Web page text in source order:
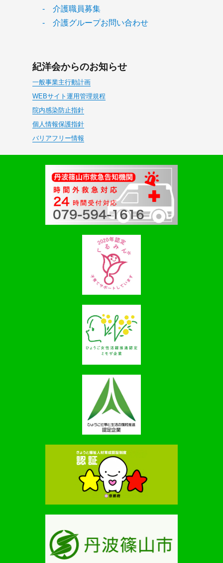
- 介護職員募集
- 介護グループお問い合わせ
紀洋会からのお知らせ
一般事業主行動計画
WEBサイト運用管理規程
院内感染防止指針
個人情報保護指針
バリアフリー情報